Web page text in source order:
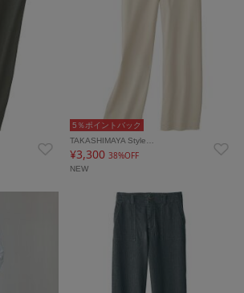
5％ポイントバック
TAKASHIMAYA Style…
¥3,300 38%OFF
NEW